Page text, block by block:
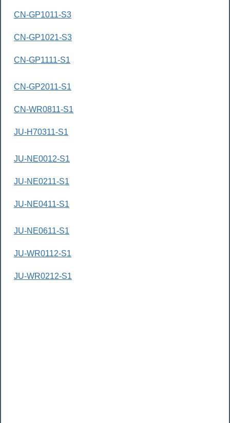
CN-GP1011-S3
CN-GP1021-S3
CN-GP1111-S1
CN-GP2011-S1
CN-WR0811-S1
JU-H70311-S1
JU-NE0012-S1
JU-NE0211-S1
JU-NE0411-S1
JU-NE0611-S1
JU-WR0112-S1
JU-WR0212-S1